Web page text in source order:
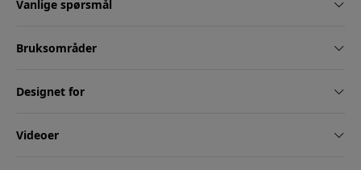
Vanlige spørsmål
Bruksområder
Designet for
Videoer